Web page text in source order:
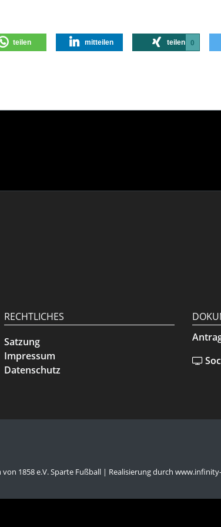
teilen mitteilen teilen 0
RECHTLICHES
Satzung
Impressum
Datenschutz
von 1858 e.V. Sparte Fußball | Realisierung durch